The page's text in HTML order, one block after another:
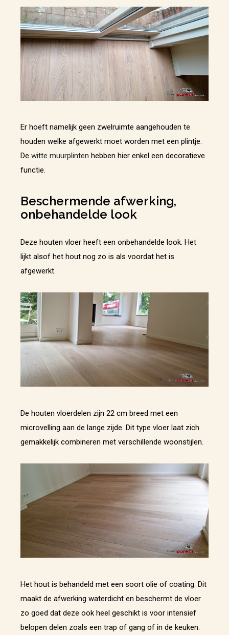
Er hoeft namelijk geen zwelruimte aangehouden te
houden welke afgewerkt moet worden met een plintje.
De witte muurplinten hebben hier enkel een decoratieve
functie.
Beschermende afwerking,
onbehandelde look
Deze houten vloer heeft een onbehandelde look. Het
lijkt alsof het hout nog zo is als voordat het is
afgewerkt.
De houten vloerdelen zijn 22 cm breed met een
microvelling aan de lange zijde. Dit type vloer laat zich
gemakkelijk combineren met verschillende woonstijlen.
Het hout is behandeld met een soort olie of coating. Dit
maakt de afwerking waterdicht en beschermt de vloer
zo goed dat deze ook heel geschikt is voor intensief
belopen delen zoals een trap of gang of in de keuken.